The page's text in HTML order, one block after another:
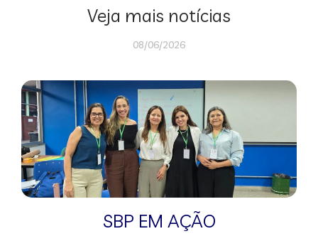
Veja mais notícias
08/06/2026
SBP EM AÇÃO